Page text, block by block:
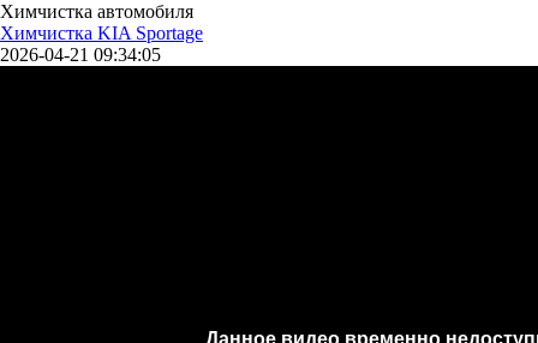
Химчистка автомобиля
Химчистка KIA Sportage
2026-04-21 09:34:05